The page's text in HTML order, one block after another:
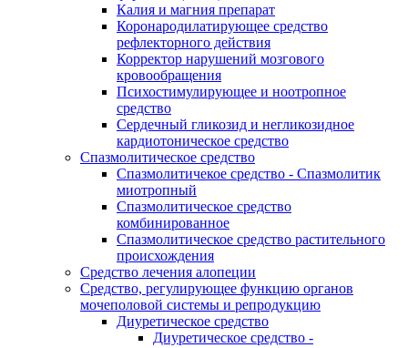
Калия и магния препарат
Коронародилатирующее средство
рефлекторного действия
Корректор нарушений мозгового
кровообращения
Психостимулирующее и ноотропное
средство
Сердечный гликозид и негликозидное
кардиотоническое средство
Спазмолитическое средство
Спазмолитичекое средство - Спазмолитик
миотропный
Спазмолитическое средство
комбинированное
Спазмолитическое средство растительного
происхождения
Средство лечения алопеции
Средство, регулирующее функцию органов
мочеполовой системы и репродукцию
Диуретическое средство
Диуретическое средство -